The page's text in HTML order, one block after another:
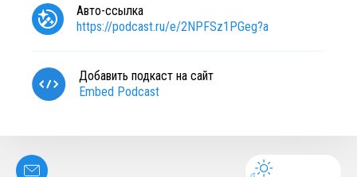
Авто-ссылка
https://podcast.ru/e/2NPFSz1PGeg?a
Добавить подкаст на сайт
Embed Podcast